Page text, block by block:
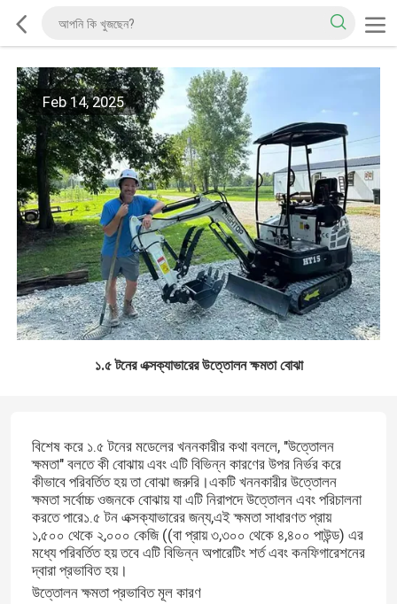
Feb 14, 2025
১.৫ টনের এক্সক্যাভারের উত্তোলন ক্ষমতা বোঝা
বিশেষ করে ১.৫ টনের মডেলের খননকারীর কথা বললে, "উত্তোলন
ক্ষমতা" বলতে কী বোঝায় এবং এটি বিভিন্ন কারণের উপর নির্ভর করে
কীভাবে পরিবর্তিত হয় তা বোঝা জরুরি।একটি খননকারীর উত্তোলন
ক্ষমতা সর্বোচ্চ ওজনকে বোঝায় যা এটি নিরাপদে উত্তোলন এবং পরিচালনা
করতে পারে১.৫ টন এক্সক্যাভারের জন্য,এই ক্ষমতা সাধারণত প্রায়
১,৫০০ থেকে ২,০০০ কেজি ((বা প্রায় ৩,৩০০ থেকে ৪,৪০০ পাউন্ড) এর
মধ্যে পরিবর্তিত হয় তবে এটি বিভিন্ন অপারেটিং শর্ত এবং কনফিগারেশনের
দ্বারা প্রভাবিত হয়।
উত্তোলন ক্ষমতা প্রভাবিত মূল কারণ